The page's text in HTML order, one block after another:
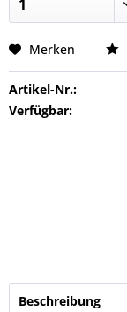
Merken
Artikel-Nr.:
Verfügbar:
Beschreibung